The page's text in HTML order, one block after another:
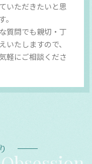
いただきたいと思
。
質問でも親切・丁
いたしますので、
軽にご相談くださ